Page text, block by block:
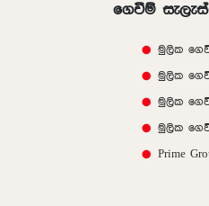
ගෙවීම්
මුලික
මුලික
මුලික
මුලික
Prime